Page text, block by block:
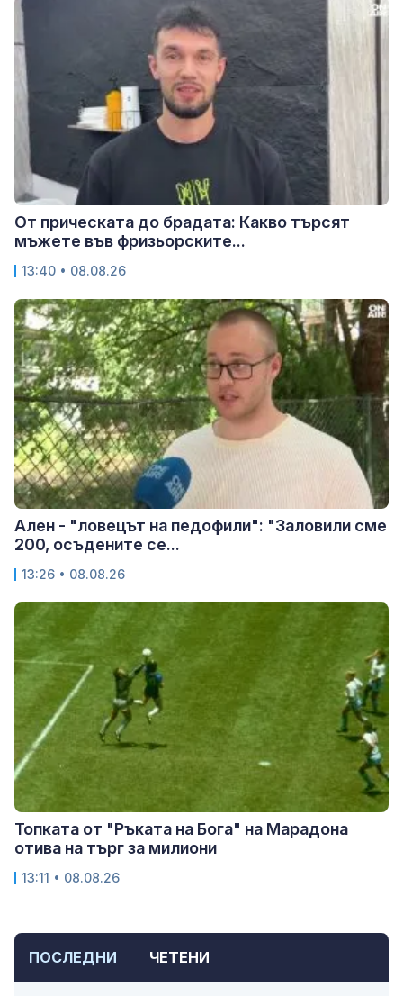
ПОСЛЕДНИ ЧЕТЕНИ
От прическата до брадата: Какво търсят
мъжете във фризьорските...
13:40 • 08.08.26
Ален - "ловецът на педофили": "Заловили сме
200, осъдените се...
13:26 • 08.08.26
Топката от "Ръката на Бога" на Марадона
отива на търг за милиони
13:11 • 08.08.26